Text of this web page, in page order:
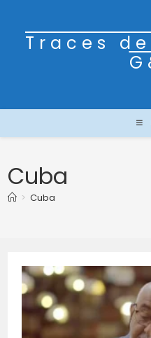
Traces
Cuba
> Cuba